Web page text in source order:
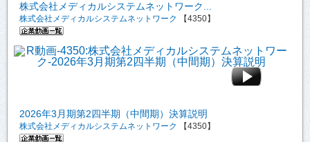
株式会社メディカルシステムネットワーク...
株式会社メディカルシステムネットワーク 【4350】
2026年3月期第2四半期（中間期）決算説明
株式会社メディカルシステムネットワーク 【4350】